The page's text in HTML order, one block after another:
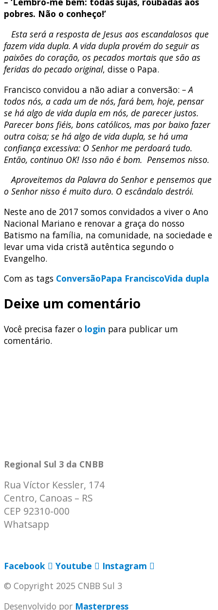
pobres. Não o conheço!’
Esta será a resposta de Jesus aos escandalosos que
fazem vida dupla. A vida dupla provém do seguir as
paixões do coração, os pecados mortais que são as
feridas do pecado original, disse o Papa.
Francisco convidou a não adiar a conversão: – A
todos nós, a cada um de nós, fará bem, hoje, pensar
se há algo de vida dupla em nós, de parecer justos.
Parecer bons fiéis, bons católicos, mas por baixo fazer
outra coisa; se há algo de vida dupla, se há uma
confiança excessiva: O Senhor me perdoará tudo.
Então, continuo OK! Isso não é bom. Pensemos nisso.
Aproveitemos da Palavra do Senhor e pensemos que
o Senhor nisso é muito duro. O escândalo destrói.
Neste ano de 2017 somos convidados a viver o Ano
Nacional Mariano e renovar a graça do nosso
Batismo na família, na comunidade, na sociedade e
levar uma vida cristã autêntica segundo o
Evangelho.
Com as tags ConversãoPapa FranciscoVida dupla
Deixe um comentário
Você precisa fazer o login para publicar um
comentário.
Regional Sul 3 da CNBB
Rua Víctor Kessler, 174
Centro, Canoas – RS
CEP 92310-000
Whatsapp
Facebook
Youtube
Instagram
© Copyright 2025 CNBB Sul 3
Desenvolvido por Masterpress